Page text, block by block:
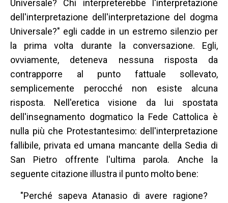
Universale? Chi interpreterebbe l'interpretazione
dell'interpretazione dell'interpretazione del dogma
Universale?" egli cadde in un estremo silenzio per
la prima volta durante la conversazione. Egli,
ovviamente, deteneva nessuna risposta da
contrapporre al punto fattuale sollevato,
semplicemente perocché non esiste alcuna
risposta. Nell'eretica visione da lui spostata
dell'insegnamento dogmatico la Fede Cattolica è
nulla più che Protestantesimo: dell'interpretazione
fallibile, privata ed umana mancante della Sedia di
San Pietro offrente l'ultima parola. Anche la
seguente citazione illustra il punto molto bene:
"Perché sapeva Atanasio di avere ragione?